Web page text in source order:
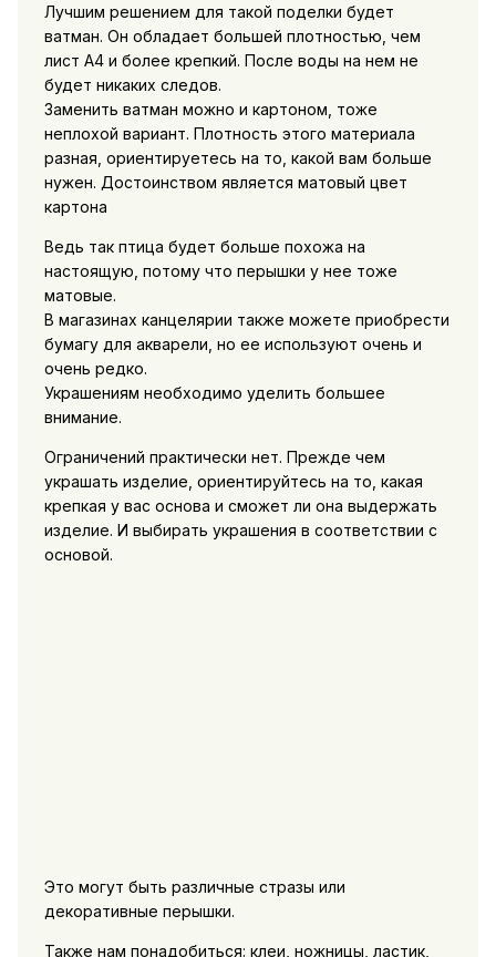
Лучшим решением для такой поделки будет
ватман. Он обладает большей плотностью, чем
лист А4 и более крепкий. После воды на нем не
будет никаких следов.
Заменить ватман можно и картоном, тоже
неплохой вариант. Плотность этого материала
разная, ориентируетесь на то, какой вам больше
нужен. Достоинством является матовый цвет
картона
Ведь так птица будет больше похожа на
настоящую, потому что перышки у нее тоже
матовые.
В магазинах канцелярии также можете приобрести
бумагу для акварели, но ее используют очень и
очень редко.
Украшениям необходимо уделить большее
внимание.
Ограничений практически нет. Прежде чем
украшать изделие, ориентируйтесь на то, какая
крепкая у вас основа и сможет ли она выдержать
изделие. И выбирать украшения в соответствии с
основой.
Это могут быть различные стразы или
декоративные перышки.
Также нам понадобиться: клеи, ножницы, ластик,